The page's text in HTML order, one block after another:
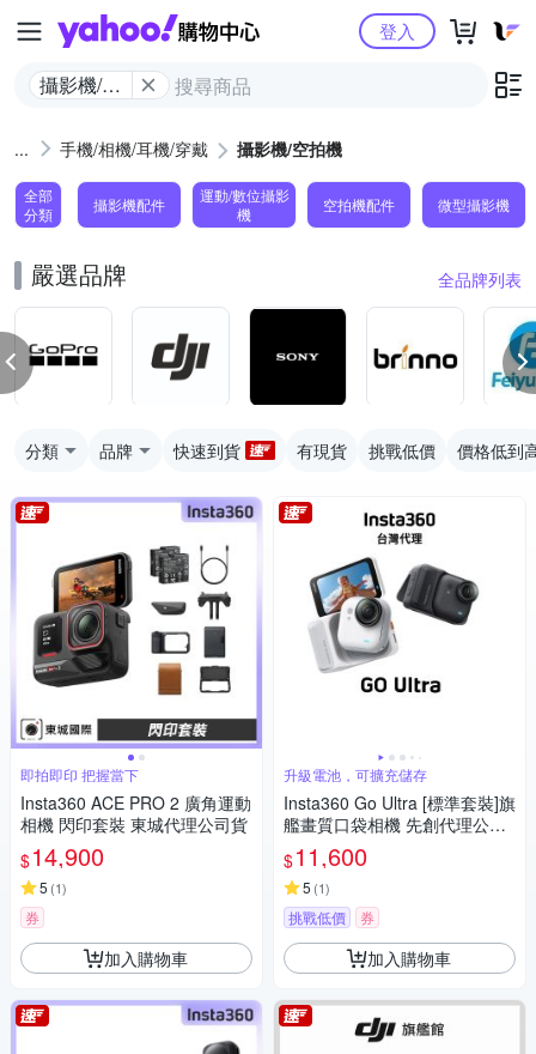
Yahoo購物中心
攝影機/空
登入
手機/相機/耳機/穿戴 攝影機/空拍機
全部
分類
攝影機配件
運動/數位攝影
機
空拍機配件 微型攝影機
嚴選品牌 全品牌列表
分類 品牌 快速到貨 有現貨 挑戰低價 價格低到
即拍即印 把握當下
Insta360 ACE PRO 2 廣角運動
相機 閃印套裝 東城代理公司貨
$14,900
5 (1)
券
加入購物車
升級電池，可擴充儲存
Insta360 Go Ultra [標準套裝]旗
艦畫質口袋相機 先創代理公司
貨
$11,600
5 (1)
挑戰低價 券
加入購物車